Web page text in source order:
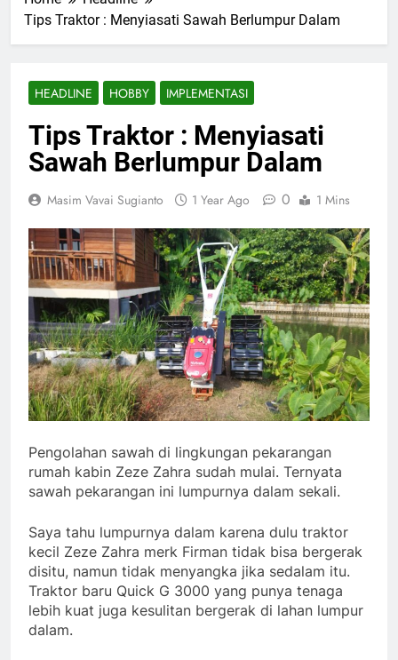
Tips Traktor : Menyiasati Sawah Berlumpur Dalam
HEADLINE HOBBY IMPLEMENTASI
Tips Traktor : Menyiasati
Sawah Berlumpur Dalam
Masim Vavai Sugianto 1 Year Ago 0 1 Mins
Pengolahan sawah di lingkungan pekarangan
rumah kabin Zeze Zahra sudah mulai. Ternyata
sawah pekarangan ini lumpurnya dalam sekali.
Saya tahu lumpurnya dalam karena dulu traktor
kecil Zeze Zahra merk Firman tidak bisa bergerak
disitu, namun tidak menyangka jika sedalam itu.
Traktor baru Quick G 3000 yang punya tenaga
lebih kuat juga kesulitan bergerak di lahan lumpur
dalam.